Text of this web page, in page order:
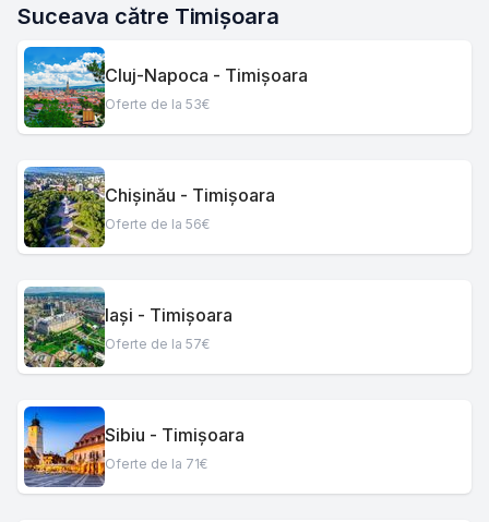
Suceava către Timișoara
Cluj-Napoca - Timișoara
Oferte de la 53€
Chișinău - Timișoara
Oferte de la 56€
Iași - Timișoara
Oferte de la 57€
Sibiu - Timișoara
Oferte de la 71€